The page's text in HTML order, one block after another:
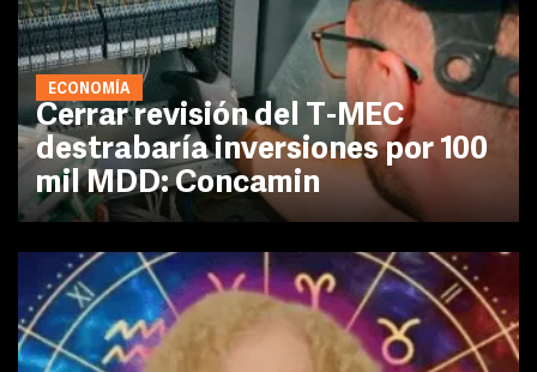
ECONOMÍA
Cerrar revisión del T-MEC
destrabaría inversiones por 100
mil MDD: Concamin